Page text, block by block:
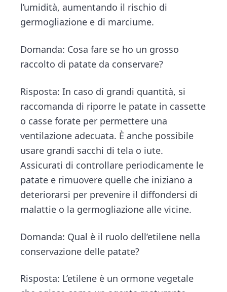
l’umidità, aumentando il rischio di
germogliazione e di marciume.
Domanda: Cosa fare se ho un grosso
raccolto di patate da conservare?
Risposta: In caso di grandi quantità, si
raccomanda di riporre le patate in cassette
o casse forate per permettere una
ventilazione adecuata. È anche possibile
usare grandi sacchi di tela o iute.
Assicurati di controllare periodicamente le
patate e rimuovere quelle che iniziano a
deteriorarsi per prevenire il diffondersi di
malattie o la germogliazione alle vicine.
Domanda: Qual è il ruolo dell’etilene nella
conservazione delle patate?
Risposta: L’etilene è un ormone vegetale